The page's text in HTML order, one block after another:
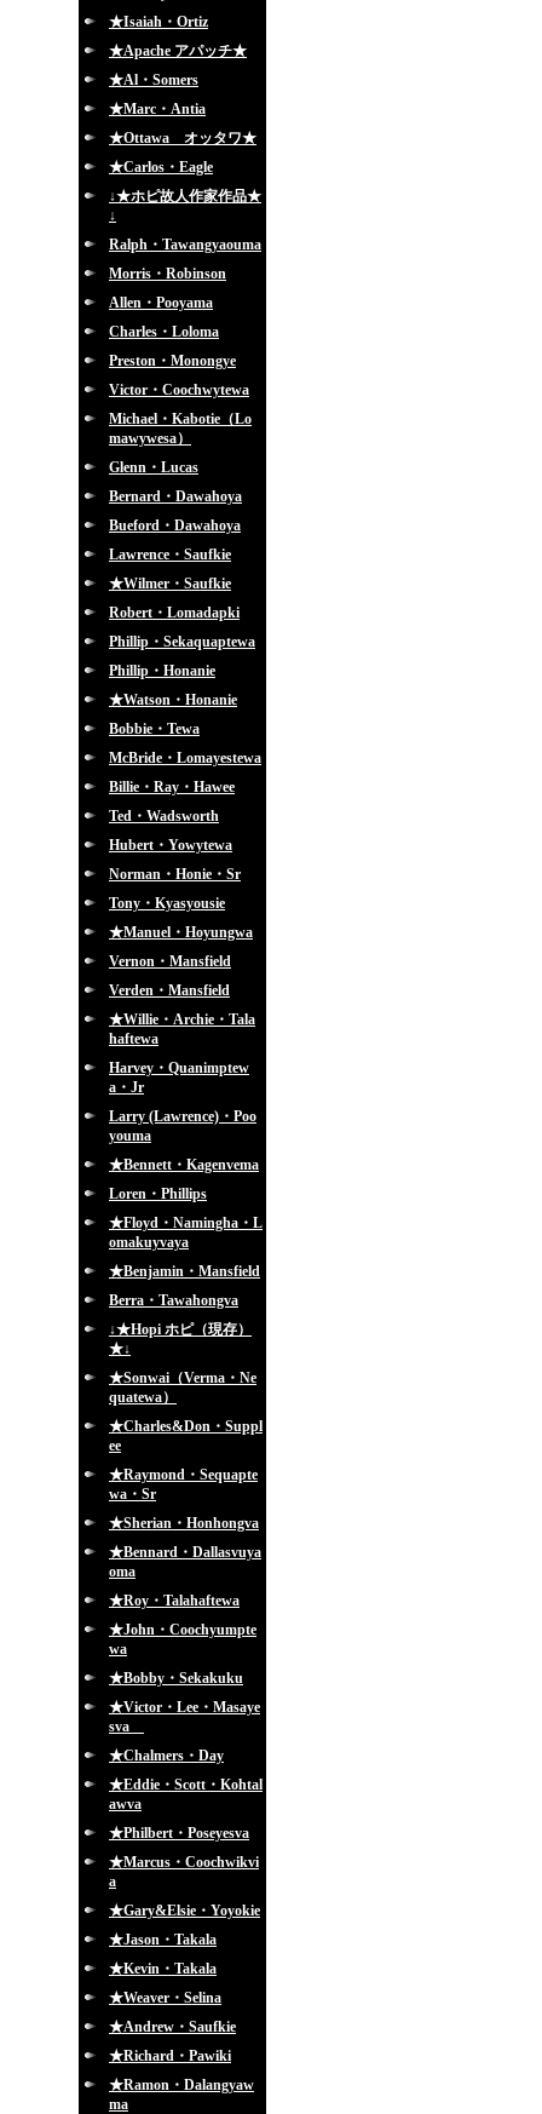
★Isaiah・Ortiz
★Apache アパッチ★
★Al・Somers
★Marc・Antia
★Ottawa オッタワ★
★Carlos・Eagle
↓★ホピ故人作家作品★
↓
Ralph・Tawangyaouma
Morris・Robinson
Allen・Pooyama
Charles・Loloma
Preston・Monongye
Victor・Coochwytewa
Michael・Kabotie（Lo
mawywesa）
Glenn・Lucas
Bernard・Dawahoya
Bueford・Dawahoya
Lawrence・Saufkie
★Wilmer・Saufkie
Robert・Lomadapki
Phillip・Sekaquaptewa
Phillip・Honanie
★Watson・Honanie
Bobbie・Tewa
McBride・Lomayestewa
Billie・Ray・Hawee
Ted・Wadsworth
Hubert・Yowytewa
Norman・Honie・Sr
Tony・Kyasyousie
★Manuel・Hoyungwa
Vernon・Mansfield
Verden・Mansfield
★Willie・Archie・Tala
haftewa
Harvey・Quanimptew
a・Jr
Larry (Lawrence)・Poo
youma
★Bennett・Kagenvema
Loren・Phillips
★Floyd・Namingha・L
omakuyvaya
★Benjamin・Mansfield
Berra・Tawahongva
↓★Hopi ホピ（現存）
★↓
★Sonwai（Verma・Ne
quatewa）
★Charles&Don・Suppl
ee
★Raymond・Sequapte
wa・Sr
★Sherian・Honhongva
★Bennard・Dallasvuya
oma
★Roy・Talahaftewa
★John・Coochyumpte
wa
★Bobby・Sekakuku
★Victor・Lee・Masaye
sva
★Chalmers・Day
★Eddie・Scott・Kohtal
awva
★Philbert・Poseyesva
★Marcus・Coochwikvi
a
★Gary&Elsie・Yoyokie
★Jason・Takala
★Kevin・Takala
★Weaver・Selina
★Andrew・Saufkie
★Richard・Pawiki
★Ramon・Dalangyaw
ma